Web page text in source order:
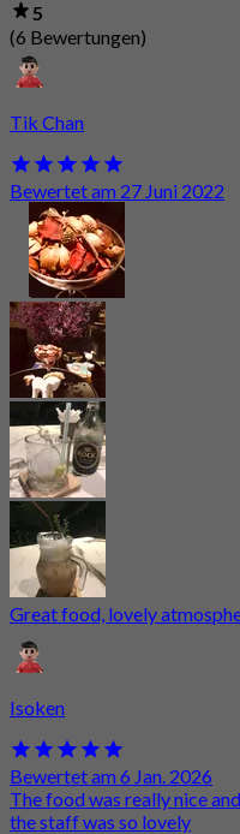
5
(6 Bewertungen)
Tik Chan
Bewertet am 27 Juni 2022
Great food, lovely
Isoken
Bewertet am 6 Jan. 2026
The food was really nice
the staff was so lovely